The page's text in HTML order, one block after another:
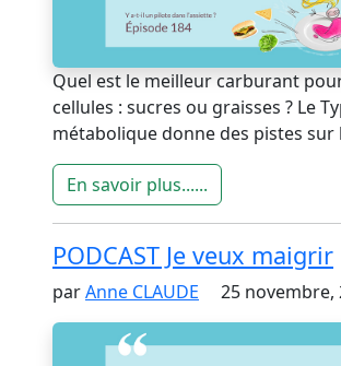
Quel est le meilleur carburant
cellules : sucres ou graisses ? Le
métabolique donne des pistes sur
En savoir plus......
PODCAST Je veux maigrir
parAnne CLAUDE 25 novembre,